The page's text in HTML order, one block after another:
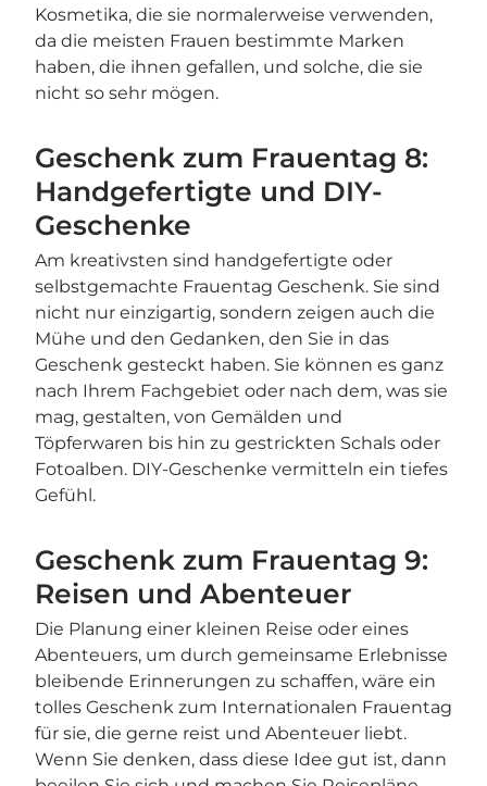
Kosmetika, die sie normalerweise verwenden,
da die meisten Frauen bestimmte Marken
haben, die ihnen gefallen, und solche, die sie
nicht so sehr mögen.
Geschenk zum Frauentag 8:
Handgefertigte und DIY-
Geschenke
​Am kreativsten sind handgefertigte oder
selbstgemachte Frauentag Geschenk. Sie sind
nicht nur einzigartig, sondern zeigen auch die
Mühe und den Gedanken, den Sie in das
Geschenk gesteckt haben. Sie können es ganz
nach Ihrem Fachgebiet oder nach dem, was sie
mag, gestalten, von Gemälden und
Töpferwaren bis hin zu gestrickten Schals oder
Fotoalben. DIY-Geschenke vermitteln ein tiefes
Gefühl.
Geschenk zum Frauentag 9:
Reisen und Abenteuer
Die Planung einer kleinen Reise oder eines
Abenteuers, um durch gemeinsame Erlebnisse
bleibende Erinnerungen zu schaffen, wäre ein
tolles Geschenk zum Internationalen Frauentag
für sie, die gerne reist und Abenteuer liebt.
Wenn Sie denken, dass diese Idee gut ist, dann